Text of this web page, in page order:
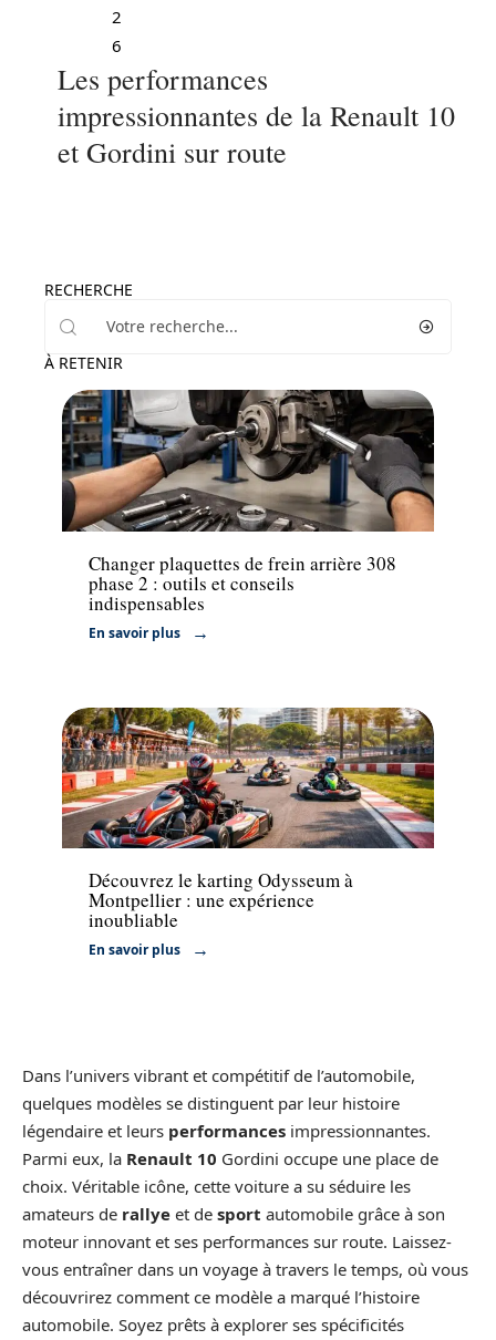
2
6
Les performances
impressionnantes de la Renault 10
et Gordini sur route
RECHERCHE
À RETENIR
Actu
Changer plaquettes de frein arrière 308
phase 2 : outils et conseils
indispensables
En savoir plus
Actu
Découvrez le karting Odysseum à
Montpellier : une expérience
inoubliable
En savoir plus
Dans l’univers vibrant et compétitif de l’automobile,
quelques modèles se distinguent par leur histoire
légendaire et leurs performances impressionnantes.
Parmi eux, la Renault 10 Gordini occupe une place de
choix. Véritable icône, cette voiture a su séduire les
amateurs de rallye et de sport automobile grâce à son
moteur innovant et ses performances sur route. Laissez-
vous entraîner dans un voyage à travers le temps, où vous
découvrirez comment ce modèle a marqué l’histoire
automobile. Soyez prêts à explorer ses spécificités